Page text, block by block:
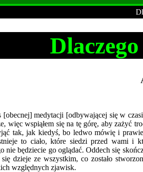
[obecnej] medytacji [odbywającej się w
więc wspiąłem się na tę górę, aby zażyć
tak, jak kiedyś, bo ledwo mówię i prawie
to ciało, które siedzi przed wami i
nie będziecie go oglądać. Oddech się
dzieje ze wszystkim, co zostało
względnych zjawisk.